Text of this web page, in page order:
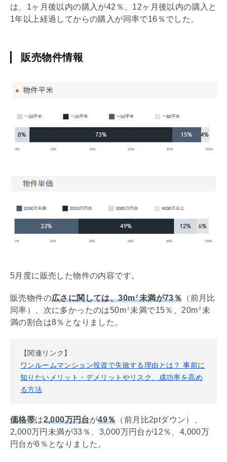
は、1ヶ月後以内の購入が42％、12ヶ月後以内の購入と
1年以上経過してからの購入が同率で16％でした。
販売物件情報
5月度に販売した物件の内容です。
販売物件の広さに関しては、30m 2 未満が73％ （前月比
同率）、次に多かったのは50m 2 未満で15％、20m 2 未
満の割合は8％となりました。
【関連リンク】
ワンルームマンション投資で失敗する理由とは？ 事前に
知りたいメリット・デメリットやリスク、成功率を高め
る方法
価格帯は2,000万円台が49％ （前月比2ptダウン）、
2,000万円未満が33％、3,000万円台が12％、4,000万
円台が6％となりました。